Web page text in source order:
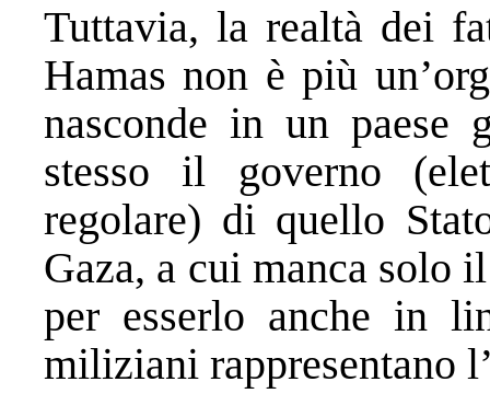
Tuttavia, la realtà dei
Hamas non è più
nasconde in un paese
stesso il governo
regolare) di quello
Gaza, a cui manca solo
per esserlo anche in
miliziani rappresentano